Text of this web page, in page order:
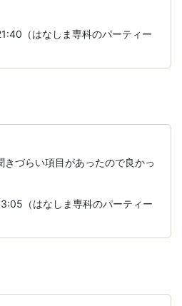
（はなしま専科のパーティー
づらい項目があったので良かっ
（はなしま専科のパーティー